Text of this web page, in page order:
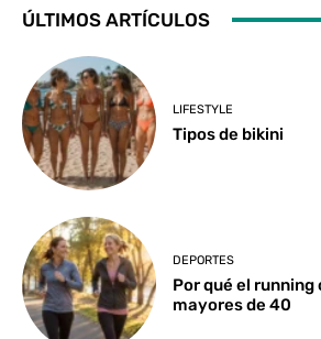
ÚLTIMOS ARTÍCULOS
LIFESTYLE
Tipos de bikini
DEPORTES
Por qué el
mayores de 40